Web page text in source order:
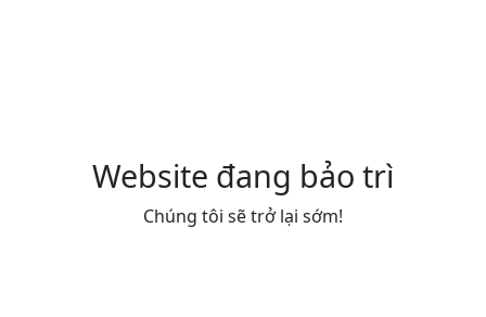
Website đang bảo trì
Chúng tôi sẽ trở lại sớm!